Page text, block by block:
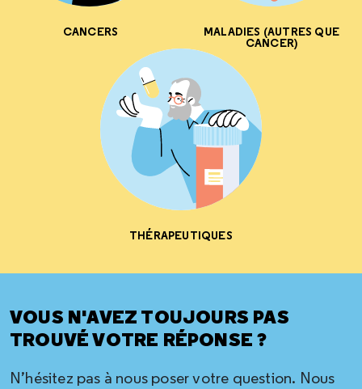
CANCERS MALADIES (AUTRES QUE
CANCER)
THÉRAPEUTIQUES
VOUS N'AVEZ TOUJOURS PAS
TROUVÉ VOTRE RÉPONSE ?
N’hésitez pas à nous poser votre question. Nous